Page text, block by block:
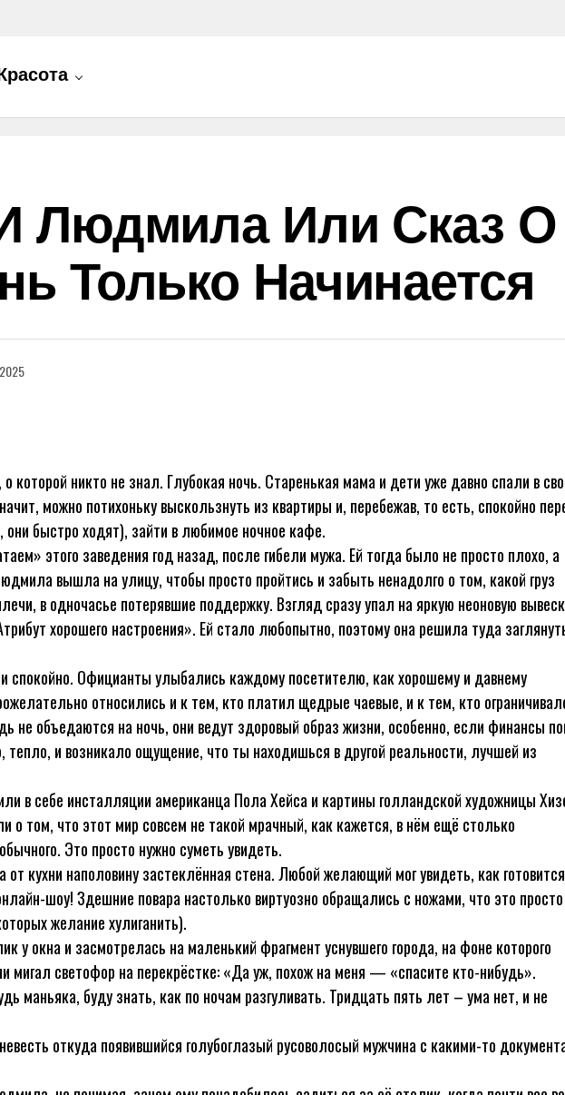
Людмила Или Сказ О
Только Начинается
которой никто не знал. Глубокая ночь. Старенькая мама и дети уже давно спали в
можно потихоньку выскользнуть из квартиры и, перебежав, то есть, спокойно
они быстро ходят), зайти в любимое ночное кафе.
этого заведения год назад, после гибели мужа. Ей тогда было не просто плохо, а
вышла на улицу, чтобы просто пройтись и забыть ненадолго о том, какой груз
в одночасье потерявшие поддержку. Взгляд сразу упал на яркую неоновую
хорошего настроения». Ей стало любопытно, поэтому она решила туда
спокойно. Официанты улыбались каждому посетителю, как хорошему и давнему
относились и к тем, кто платил щедрые чаевые, и к тем, кто
не объедаются на ночь, они ведут здоровый образ жизни, особенно, если финансы
тепло, и возникало ощущение, что ты находишься в другой реальности, лучшей из
в себе инсталляции американца Пола Хейса и картины голландской художницы
о том, что этот мир совсем не такой мрачный, как кажется, в нём ещё столько
Это просто нужно суметь увидеть.
кухни наполовину застеклённая стена. Любой желающий мог увидеть, как
шоу! Здешние повара настолько виртуозно обращались с ножами, что это просто
желание хулиганить).
у окна и засмотрелась на маленький фрагмент уснувшего города, на фоне которого
мигал светофор на перекрёстке: «Да уж, похож на меня — «спасите кто-нибудь».
маньяка, буду знать, как по ночам разгуливать. Тридцать пять лет – ума нет, и не
откуда появившийся голубоглазый русоволосый мужчина с какими-то